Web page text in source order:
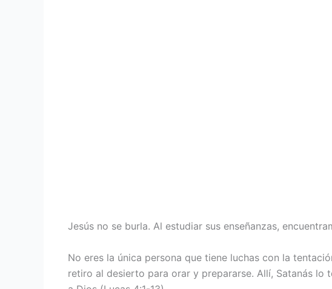
Jesús no se burla. Al estudiar sus enseñanzas,
No eres la única persona que tiene luchas con la
retiro al desierto para orar y prepararse. Allí, Satanás